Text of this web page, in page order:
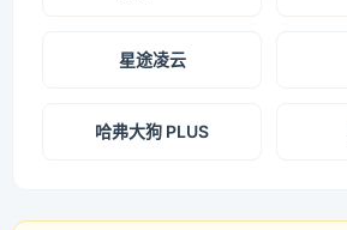
星途凌云
哈弗大狗 PLUS